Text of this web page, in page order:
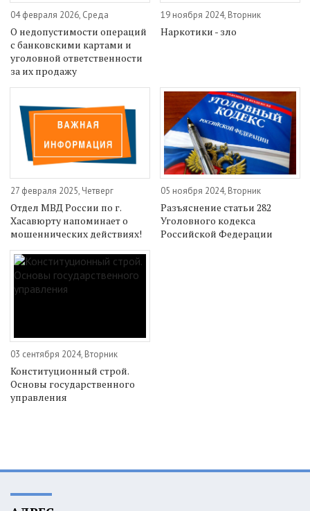
04 февраля 2026, Среда
О недопустимости операций
с банковскими картами и
уголовной ответственности
за их продажу
19 ноября 2024, Вторник
Наркотики - зло
27 февраля 2025, Четверг
Отдел МВД России по г.
Хасавюрту напоминает о
мошеннических действиях!
05 ноября 2024, Вторник
Разъяснение статьи 282
Уголовного кодекса
Российской Федерации
03 сентября 2024, Вторник
Конституционный строй.
Основы государственного
управления